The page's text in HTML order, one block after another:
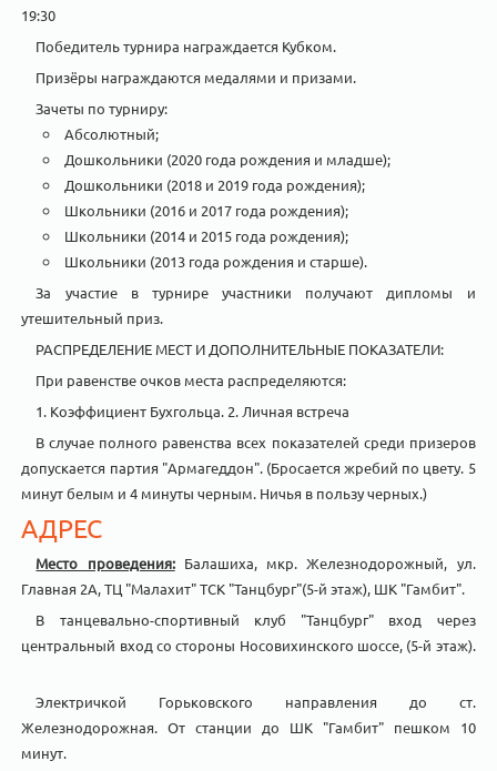
19:30
Победитель турнира награждается Кубком.
Призёры награждаются медалями и призами.
Зачеты по турниру:
Абсолютный;
Дошкольники (2020 года рождения и младше);
Дошкольники (2018 и 2019 года рождения);
Школьники (2016 и 2017 года рождения);
Школьники (2014 и 2015 года рождения);
Школьники (2013 года рождения и старше).
За участие в турнире участники получают дипломы и
утешительный приз.
РАСПРЕДЕЛЕНИЕ МЕСТ И ДОПОЛНИТЕЛЬНЫЕ ПОКАЗАТЕЛИ:
При равенстве очков места распределяются:
1. Коэффициент Бухгольца. 2. Личная встреча
В случае полного равенства всех показателей среди призеров
допускается партия "Армагеддон". (Бросается жребий по цвету. 5
минут белым и 4 минуты черным. Ничья в пользу черных.)
АДРЕС
Место проведения:Балашиха, мкр. Железнодорожный, ул.
Главная 2А, ТЦ "Малахит" ТСК "Танцбург"(5-й этаж), ШК "Гамбит".
В танцевально-спортивный клуб "Танцбург" вход через
центральный вход со стороны Носовихинского шоссе, (5-й этаж).
Электричкой Горьковского направления до ст.
Железнодорожная. От станции до ШК "Гамбит" пешком 10
минут.